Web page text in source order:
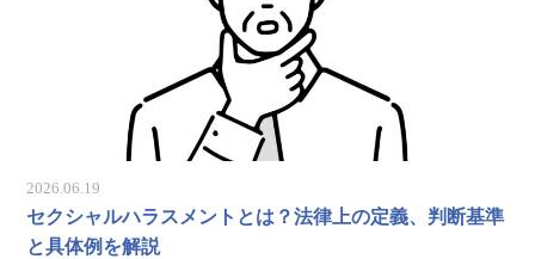
2026.06.19
セクシャルハラスメントとは？法律上の定義、判断基準
と具体例を解説